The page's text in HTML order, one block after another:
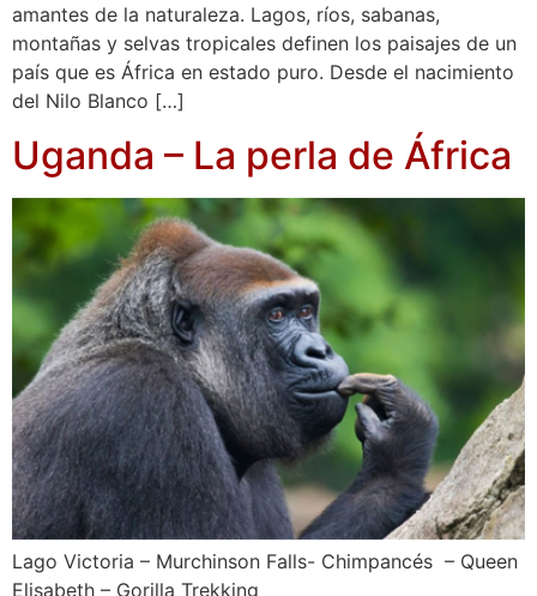
amantes de la naturaleza. Lagos, ríos, sabanas,
montañas y selvas tropicales definen los paisajes de un
país que es África en estado puro. Desde el nacimiento
del Nilo Blanco […]
Uganda – La perla de África
Lago Victoria – Murchinson Falls- Chimpancés – Queen
Elisabeth – Gorilla Trekking